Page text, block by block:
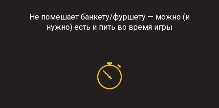
Не помешает банкету/фуршету — можно (и
нужно) есть и пить во время игры